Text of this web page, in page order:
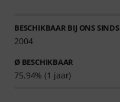
BESCHIKBAAR BIJ ONS SINDS
2004
Ø BESCHIKBAAR
75.94% (1 jaar)